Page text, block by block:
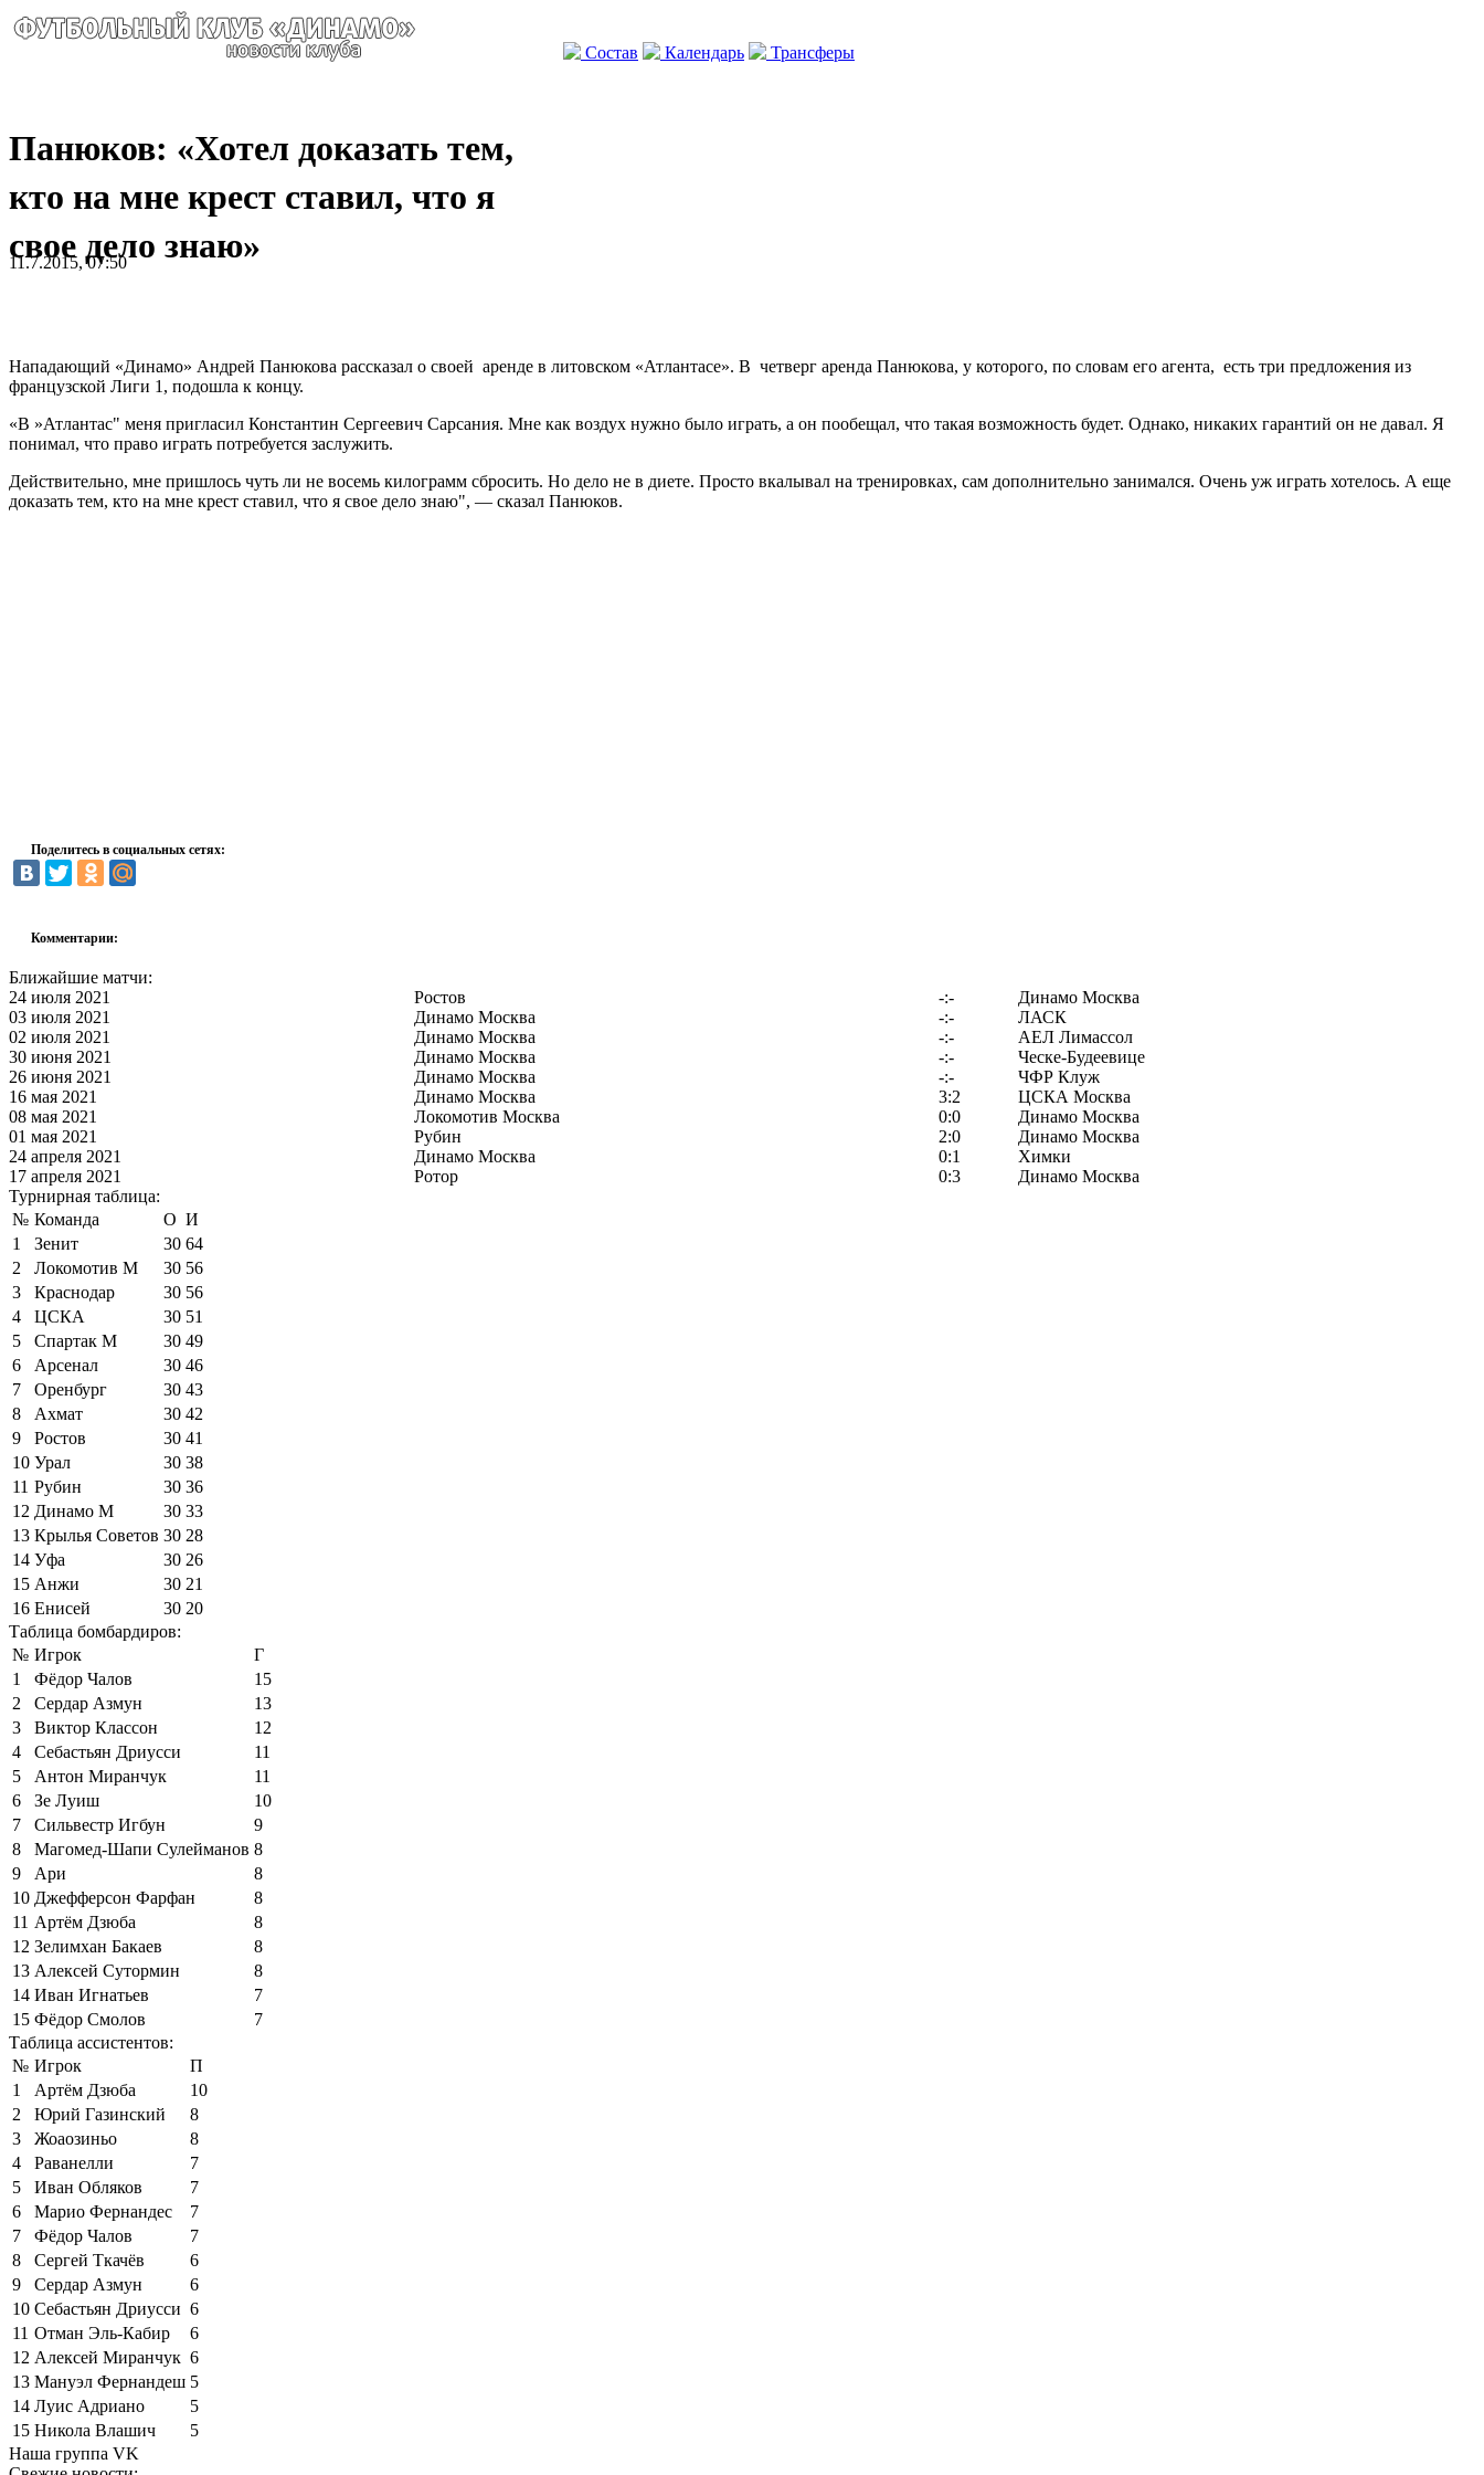
Состав Календарь Трансферы
Панюков: «Хотел доказать тем,
кто на мне крест ставил, что я
свое дело знаю»
11.7.2015, 07:50
Нападающий «Динамо» Андрей Панюкова рассказал о своей аренде в литовском «Атлантасе». В четверг аренда Панюкова, у которого, по словам его агента, есть три предложения из
французской Лиги 1, подошла к концу.
«В »Атлантас" меня пригласил Константин Сергеевич Сарсания. Мне как воздух нужно было играть, а он пообещал, что такая возможность будет. Однако, никаких гарантий он не давал. Я
понимал, что право играть потребуется заслужить.
Действительно, мне пришлось чуть ли не восемь килограмм сбросить. Но дело не в диете. Просто вкалывал на тренировках, сам дополнительно занимался. Очень уж играть хотелось. А еще
доказать тем, кто на мне крест ставил, что я свое дело знаю", — сказал Панюков.
Поделитесь в социальных сетях:
Комментарии:
Ближайшие матчи:
24 июля 2021
Ростов -:-
Динамо Москва
03 июля 2021
Динамо Москва -:-
ЛАСК
02 июля 2021
Динамо Москва -:-
АЕЛ Лимаcсол
30 июня 2021
Динамо Москва -:-
Ческе-Будеевице
26 июня 2021
Динамо Москва -:-
ЧФР Клуж
16 мая 2021
Динамо Москва 3:2
ЦСКА Москва
08 мая 2021
Локомотив Москва 0:0
Динамо Москва
01 мая 2021
Рубин 2:0
Динамо Москва
24 апреля 2021
Динамо Москва 0:1
Химки
17 апреля 2021
Ротор 0:3
Динамо Москва
Турнирная таблица:
№ Команда О И
1
Зенит 30 64
2
Локомотив М 30 56
3
Краснодар 30 56
4
ЦСКА 30 51
5
Спартак М 30 49
6
Арсенал 30 46
7
Оренбург 30 43
8
Ахмат 30 42
9
Ростов 30 41
10 Урал 30 38
11 Рубин 30 36
12 Динамо М 30 33
13 Крылья Советов 30 28
14 Уфа 30 26
15 Анжи 30 21
16 Енисей 30 20
Таблица бомбардиров:
№ Игрок
Г
1
Фёдор Чалов
15
2
Сердар Азмун
13
3
Виктор Классон
12
4
Себастьян Дриусси
11
5
Антон Миранчук
11
6
Зе Луиш
10
7
Сильвестр Игбун
9
8
Магомед-Шапи Сулейманов 8
9
Ари
8
10 Джефферсон Фарфан
8
11 Артём Дзюба
8
12 Зелимхан Бакаев
8
13 Алексей Сутормин
8
14 Иван Игнатьев
7
15 Фёдор Смолов
7
Таблица ассистентов:
№ Игрок
П
1
Артём Дзюба
10
2
Юрий Газинский
8
3
Жоаозиньо
8
4
Раванелли
7
5
Иван Обляков
7
6
Марио Фернандес
7
7
Фёдор Чалов
7
8
Сергей Ткачёв
6
9
Сердар Азмун
6
10 Себастьян Дриусси 6
11 Отман Эль-Кабир
6
12 Алексей Миранчук 6
13 Мануэл Фернандеш 5
14 Луис Адриано
5
15 Никола Влашич
5
Наша группа VK